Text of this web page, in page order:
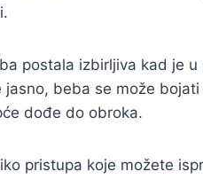
postala izbirljiva kad je
jasno, beba se može
dođe do obroka.
pristupa koje možete